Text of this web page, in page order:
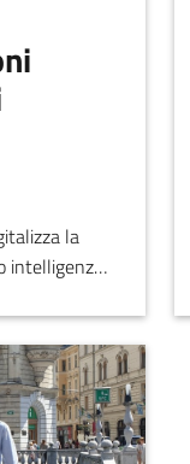
la
intelligenza
ottimizza
offre
del mercato
il